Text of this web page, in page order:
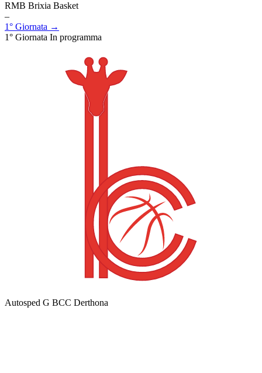
RMB Brixia Basket
–
1° Giornata →
1° Giornata In programma
Autosped G BCC Derthona